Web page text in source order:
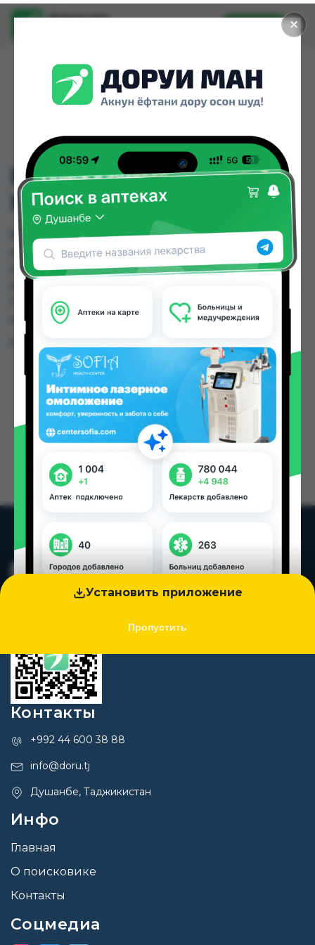
✕
Установить приложение
Пропустить
Доруи ман
Установить
ВАТНЫЕ ПАЛОЧКИ
NEW CITY 300ШТ
ВАТНЫЕ ПАЛОЧКИ NEW CITY 300ШТ можно
купить или заказать в аптеках, Аптека Нур (Nur),
Аслфарм №1, Аслфарм №2, Аслфарм №3,
7.00 TJS до 12.00 TJS в Душанбе и других
городах Таджикистана
Контакты
+992 44 600 38 88
info@doru.tj
Душанбе, Таджикистан
Инфо
Главная
О поисковике
Контакты
Соцмедиа